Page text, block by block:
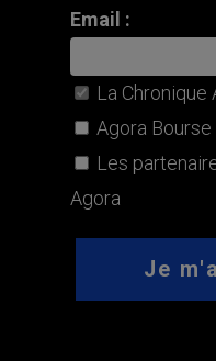
Email :
La Chronique
Agora Bourse
Les
Agora